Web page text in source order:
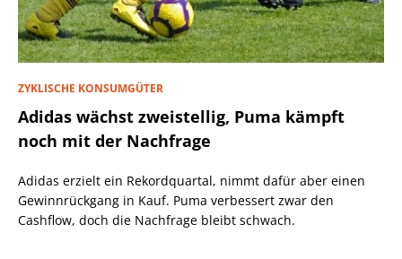
ZYKLISCHE KONSUMGÜTER
Adidas wächst zweistellig, Puma kämpft
noch mit der Nachfrage
Adidas erzielt ein Rekordquartal, nimmt dafür aber einen
Gewinnrückgang in Kauf. Puma verbessert zwar den
Cashflow, doch die Nachfrage bleibt schwach.